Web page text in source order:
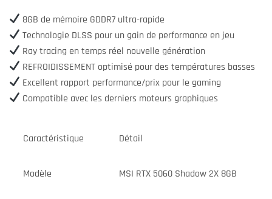
8GB de mémoire GDDR7 ultra-rapide
Technologie DLSS pour un gain de performance en jeu
Ray tracing en temps réel nouvelle génération
REFROIDISSEMENT optimisé pour des températures basses
Excellent rapport performance/prix pour le gaming
Compatible avec les derniers moteurs graphiques
Caractéristique Détail
Modèle MSI RTX 5060 Shadow 2X 8GB